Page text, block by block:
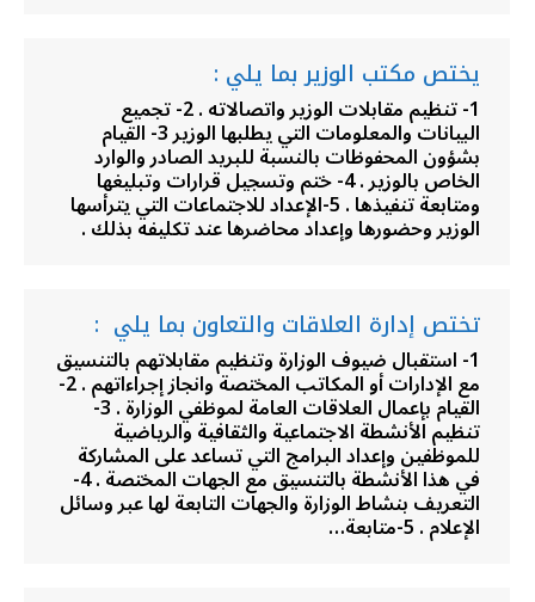
يختص مكتب الوزير بما يلي :
1- تنظيم مقابلات الوزير واتصالاته . 2- تجميع
البيانات والمعلومات التي يطلبها الوزير 3- القيام
بشؤون المحفوظات بالنسبة للبريد الصادر والوارد
الخاص بالوزير . 4- ختم وتسجيل قرارات وتبليغها
ومتابعة تنفيذها . 5-الإعداد للاجتماعات التي يترأسها
الوزير وحضورها وإعداد محاضرها عند تكليفه بذلك .
تختص إدارة العلاقات والتعاون بما يلي :
1- استقبال ضيوف الوزارة وتنظيم مقابلاتهم بالتنسيق
مع الإدارات أو المكاتب المختصة وانجاز إجراءاتهم . 2-
القيام بإعمال العلاقات العامة لموظفي الوزارة . 3-
تنظيم الأنشطة الاجتماعية والثقافية والرياضية
للموظفين وإعداد البرامج التي تساعد على المشاركة
في هذا الأنشطة بالتنسيق مع الجهات المختصة . 4-
التعريف بنشاط الوزارة والجهات التابعة لها عبر وسائل
الإعلام . 5-متابعة…